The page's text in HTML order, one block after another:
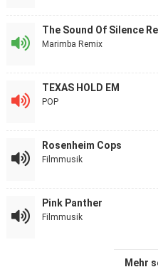
The Sound Of Silence
Marimba Remix
TEXAS HOLD EM
POP
Rosenheim Cops
Filmmusik
Pink Panther
Filmmusik
Mehr